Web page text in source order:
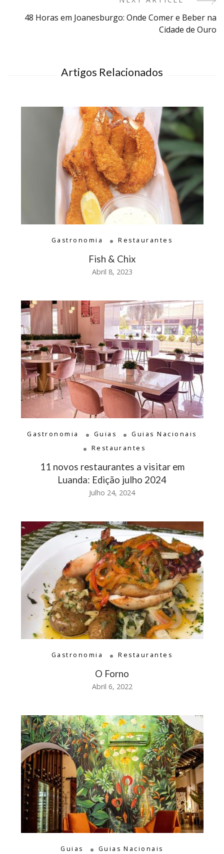
48 Horas em Joanesburgo: Onde Comer e Beber na
Cidade de Ouro
Artigos Relacionados
Gastronomia Restaurantes
Fish & Chix
Abril 8, 2023
Gastronomia Guias
Guias Nacionais
Restaurantes
11 novos restaurantes a visitar em
Luanda: Edição julho 2024
Julho 24, 2024
Gastronomia Restaurantes
O Forno
Abril 6, 2022
Guias Guias Nacionais